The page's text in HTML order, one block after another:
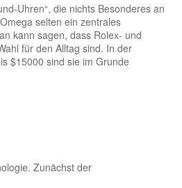
Uhren“, die nichts Besonderes an
selten ein zentrales
kann sagen, dass Rolex- und
für den Alltag sind. In der
$15000 sind sie im Grunde
Zunächst der